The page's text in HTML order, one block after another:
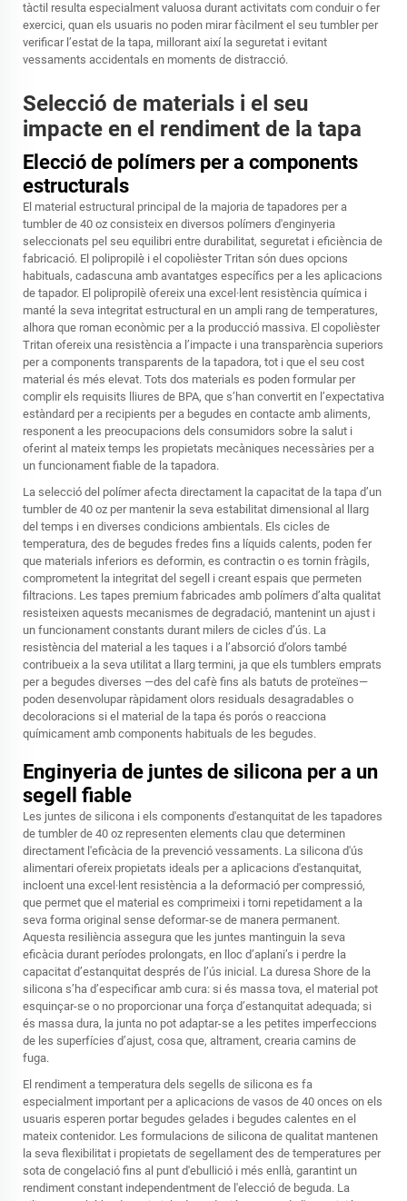
tàctil resulta especialment valuosa durant activitats com conduir o fer
exercici, quan els usuaris no poden mirar fàcilment el seu tumbler per
verificar l’estat de la tapa, millorant així la seguretat i evitant
vessaments accidentals en moments de distracció.
Selecció de materials i el seu
impacte en el rendiment de la tapa
Elecció de polímers per a components
estructurals
El material estructural principal de la majoria de tapadores per a
tumbler de 40 oz consisteix en diversos polímers d'enginyeria
seleccionats pel seu equilibri entre durabilitat, seguretat i eficiència de
fabricació. El polipropilè i el copolièster Tritan són dues opcions
habituals, cadascuna amb avantatges específics per a les aplicacions
de tapador. El polipropilè ofereix una excel·lent resistència química i
manté la seva integritat estructural en un ampli rang de temperatures,
alhora que roman econòmic per a la producció massiva. El copolièster
Tritan ofereix una resistència a l’impacte i una transparència superiors
per a components transparents de la tapadora, tot i que el seu cost
material és més elevat. Tots dos materials es poden formular per
complir els requisits lliures de BPA, que s’han convertit en l’expectativa
estàndard per a recipients per a begudes en contacte amb aliments,
responent a les preocupacions dels consumidors sobre la salut i
oferint al mateix temps les propietats mecàniques necessàries per a
un funcionament fiable de la tapadora.
La selecció del polímer afecta directament la capacitat de la tapa d’un
tumbler de 40 oz per mantenir la seva estabilitat dimensional al llarg
del temps i en diverses condicions ambientals. Els cicles de
temperatura, des de begudes fredes fins a líquids calents, poden fer
que materials inferiors es deformin, es contractin o es tornin fràgils,
comprometent la integritat del segell i creant espais que permeten
filtracions. Les tapes premium fabricades amb polímers d’alta qualitat
resisteixen aquests mecanismes de degradació, mantenint un ajust i
un funcionament constants durant milers de cicles d’ús. La
resistència del material a les taques i a l’absorció d’olors també
contribueix a la seva utilitat a llarg termini, ja que els tumblers emprats
per a begudes diverses —des del cafè fins als batuts de proteïnes—
poden desenvolupar ràpidament olors residuals desagradables o
decoloracions si el material de la tapa és porós o reacciona
químicament amb components habituals de les begudes.
Enginyeria de juntes de silicona per a un
segell fiable
Les juntes de silicona i els components d'estanquitat de les tapadores
de tumbler de 40 oz representen elements clau que determinen
directament l'eficàcia de la prevenció vessaments. La silicona d'ús
alimentari ofereix propietats ideals per a aplicacions d'estanquitat,
incloent una excel·lent resistència a la deformació per compressió,
que permet que el material es comprimeixi i torni repetidament a la
seva forma original sense deformar-se de manera permanent.
Aquesta resiliència assegura que les juntes mantinguin la seva
eficàcia durant períodes prolongats, en lloc d’aplani’s i perdre la
capacitat d’estanquitat després de l’ús inicial. La duresa Shore de la
silicona s’ha d’especificar amb cura: si és massa tova, el material pot
esquinçar-se o no proporcionar una força d’estanquitat adequada; si
és massa dura, la junta no pot adaptar-se a les petites imperfeccions
de les superfícies d’ajust, cosa que, altrament, crearia camins de
fuga.
El rendiment a temperatura dels segells de silicona es fa
especialment important per a aplicacions de vasos de 40 onces on els
usuaris esperen portar begudes gelades i begudes calentes en el
mateix contenidor. Les formulacions de silicona de qualitat mantenen
la seva flexibilitat i propietats de segellament des de temperatures per
sota de congelació fins al punt d'ebullició i més enllà, garantint un
rendiment constant independentment de l'elecció de beguda. La